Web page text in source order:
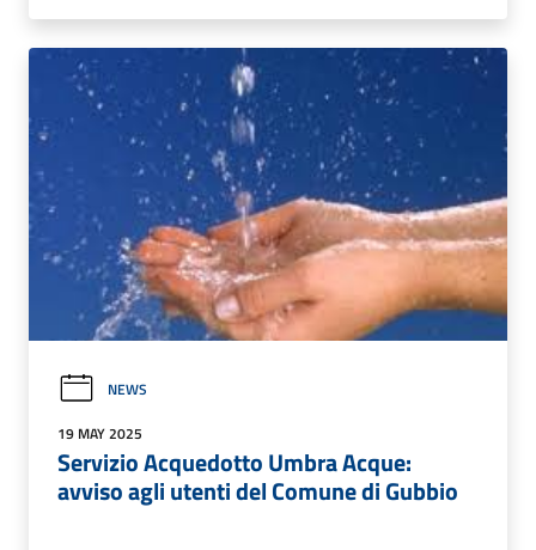
NEWS
19 MAY 2025
Servizio Acquedotto Umbra Acque:
avviso agli utenti del Comune di Gubbio